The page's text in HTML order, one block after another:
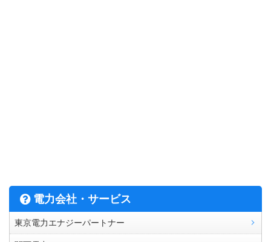
電力会社・サービス
東京電力エナジーパートナー